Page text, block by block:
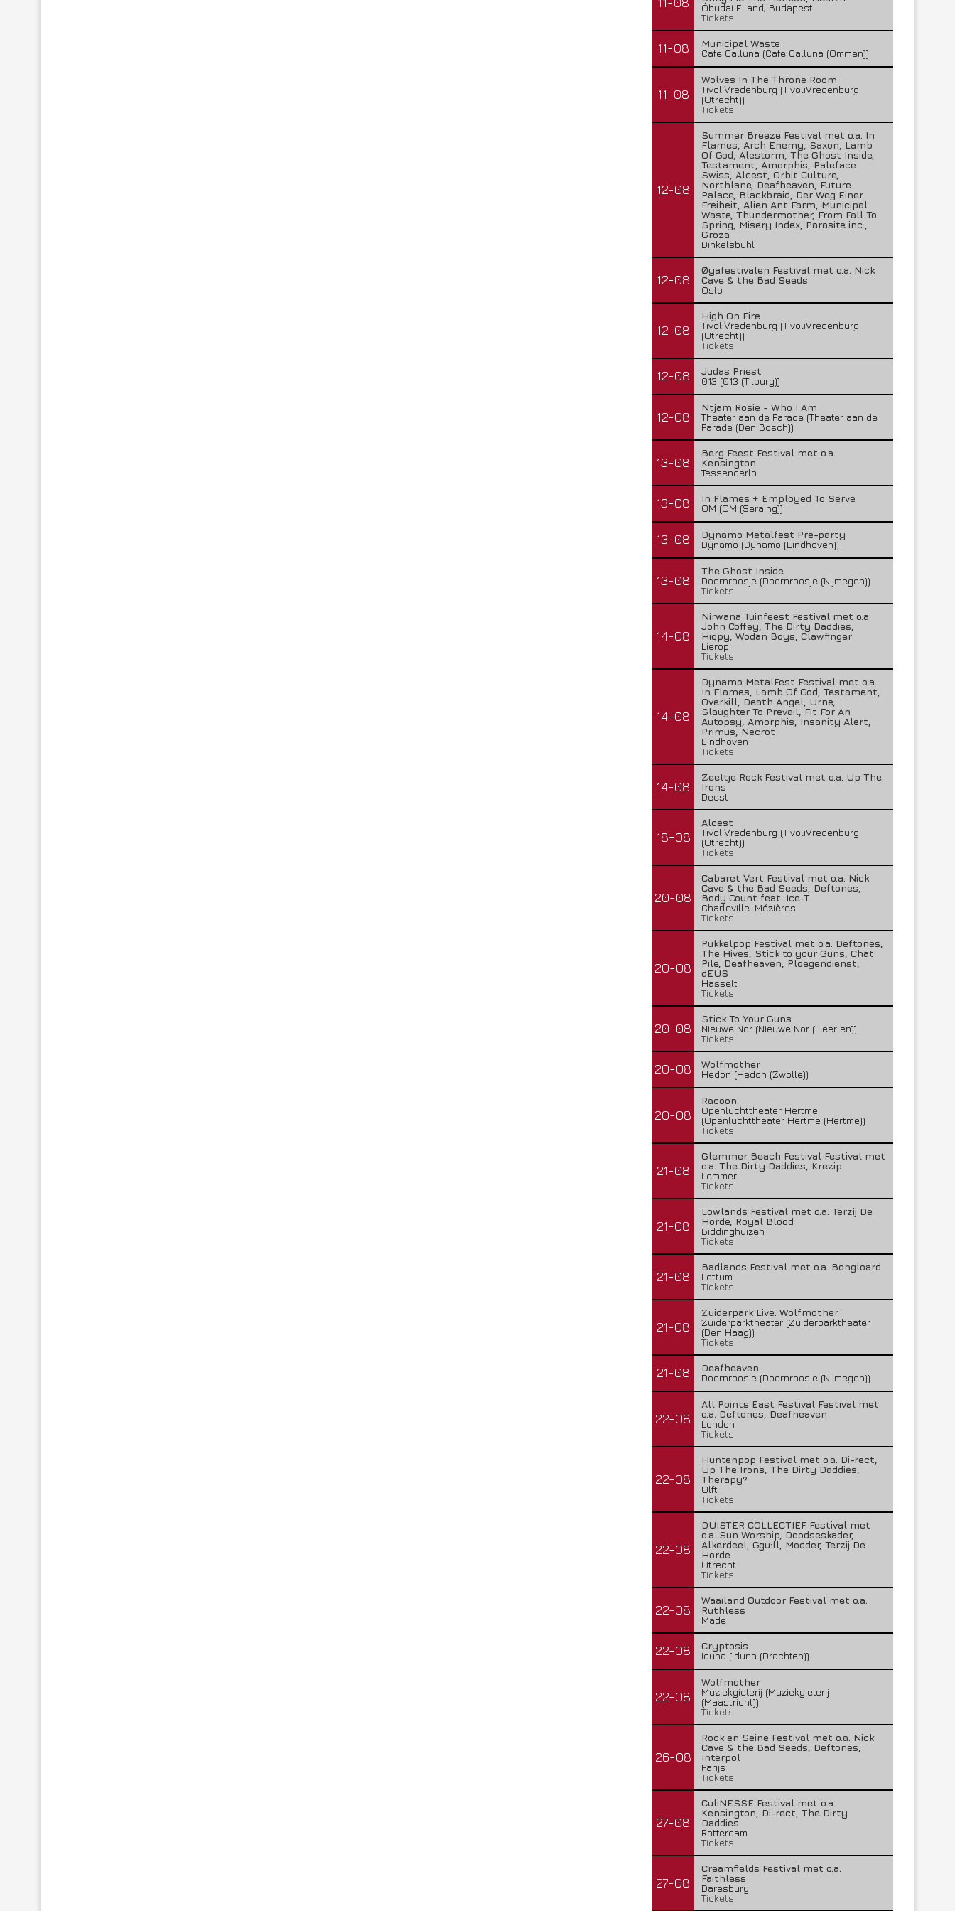
Óbudai Eiland, Budapest
Tickets
11-08
Municipal Waste
Cafe Calluna (Cafe Calluna (Ommen))
11-08
Wolves In The Throne Room
TivoliVredenburg (TivoliVredenburg
(Utrecht))
Tickets
12-08
Summer Breeze Festival met o.a. In
Flames, Arch Enemy, Saxon, Lamb
Of God, Alestorm, The Ghost Inside,
Testament, Amorphis, Paleface
Swiss, Alcest, Orbit Culture,
Northlane, Deafheaven, Future
Palace, Blackbraid, Der Weg Einer
Freiheit, Alien Ant Farm, Municipal
Waste, Thundermother, From Fall To
Spring, Misery Index, Parasite inc.,
Groza
Dinkelsbühl
12-08
Øyafestivalen Festival met o.a. Nick
Cave & the Bad Seeds
Oslo
12-08
High On Fire
TivoliVredenburg (TivoliVredenburg
(Utrecht))
Tickets
12-08
Judas Priest
013 (013 (Tilburg))
12-08
Ntjam Rosie - Who I Am
Theater aan de Parade (Theater aan de
Parade (Den Bosch))
13-08
Berg Feest Festival met o.a.
Kensington
Tessenderlo
13-08
In Flames + Employed To Serve
OM (OM (Seraing))
13-08
Dynamo Metalfest Pre-party
Dynamo (Dynamo (Eindhoven))
13-08
The Ghost Inside
Doornroosje (Doornroosje (Nijmegen))
Tickets
14-08
Nirwana Tuinfeest Festival met o.a.
John Coffey, The Dirty Daddies,
Hiqpy, Wodan Boys, Clawfinger
Lierop
Tickets
14-08
Dynamo MetalFest Festival met o.a.
In Flames, Lamb Of God, Testament,
Overkill, Death Angel, Urne,
Slaughter To Prevail, Fit For An
Autopsy, Amorphis, Insanity Alert,
Primus, Necrot
Eindhoven
Tickets
14-08
Zeeltje Rock Festival met o.a. Up The
Irons
Deest
18-08
Alcest
TivoliVredenburg (TivoliVredenburg
(Utrecht))
Tickets
20-08
Cabaret Vert Festival met o.a. Nick
Cave & the Bad Seeds, Deftones,
Body Count feat. Ice-T
Charleville-Mézières
Tickets
20-08
Pukkelpop Festival met o.a. Deftones,
The Hives, Stick to your Guns, Chat
Pile, Deafheaven, Ploegendienst,
dEUS
Hasselt
Tickets
20-08
Stick To Your Guns
Nieuwe Nor (Nieuwe Nor (Heerlen))
Tickets
20-08
Wolfmother
Hedon (Hedon (Zwolle))
20-08
Racoon
Openluchttheater Hertme
(Openluchttheater Hertme (Hertme))
Tickets
21-08
Glemmer Beach Festival Festival met
o.a. The Dirty Daddies, Krezip
Lemmer
Tickets
21-08
Lowlands Festival met o.a. Terzij De
Horde, Royal Blood
Biddinghuizen
Tickets
21-08
Badlands Festival met o.a. Bongloard
Lottum
Tickets
21-08
Zuiderpark Live: Wolfmother
Zuiderparktheater (Zuiderparktheater
(Den Haag))
Tickets
21-08
Deafheaven
Doornroosje (Doornroosje (Nijmegen))
22-08
All Points East Festival Festival met
o.a. Deftones, Deafheaven
London
Tickets
22-08
Huntenpop Festival met o.a. Di-rect,
Up The Irons, The Dirty Daddies,
Therapy?
Ulft
Tickets
22-08
DUISTER COLLECTIEF Festival met
o.a. Sun Worship, Doodseskader,
Alkerdeel, Ggu:ll, Modder, Terzij De
Horde
Utrecht
Tickets
22-08
Waailand Outdoor Festival met o.a.
Ruthless
Made
22-08
Cryptosis
Iduna (Iduna (Drachten))
22-08
Wolfmother
Muziekgieterij (Muziekgieterij
(Maastricht))
Tickets
26-08
Rock en Seine Festival met o.a. Nick
Cave & the Bad Seeds, Deftones,
Interpol
Parijs
Tickets
27-08
CuliNESSE Festival met o.a.
Kensington, Di-rect, The Dirty
Daddies
Rotterdam
Tickets
27-08
Creamfields Festival met o.a.
Faithless
Daresbury
Tickets